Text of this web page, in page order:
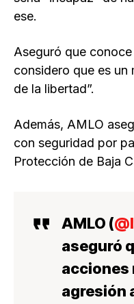
ese.
Aseguró que
considero que es un
de la libertad”.
Además, AMLO
con seguridad por
Protección de Baja
AMLO (
aseguró
acciones
agresión